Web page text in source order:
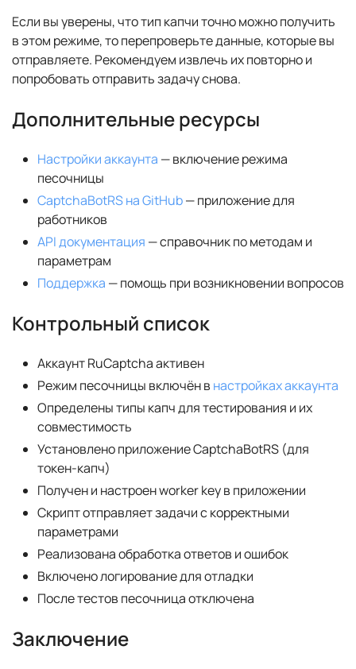
Если вы уверены, что тип капчи точно можно получить
в этом режиме, то перепроверьте данные, которые вы
отправляете. Рекомендуем извлечь их повторно и
попробовать отправить задачу снова.
Дополнительные ресурсы
Настройки аккаунта — включение режима
песочницы
CaptchaBotRS на GitHub— приложение для
работников
API документация — справочник по методам и
параметрам
Поддержка — помощь при возникновении вопросов
Контрольный список
Аккаунт RuCaptcha активен
Режим песочницы включён в настройках аккаунта
Определены типы капч для тестирования и их
совместимость
Установлено приложение CaptchaBotRS (для
токен-капч)
Получен и настроен worker key в приложении
Скрипт отправляет задачи с корректными
параметрами
Реализована обработка ответов и ошибок
Включено логирование для отладки
После тестов песочница отключена
Заключение